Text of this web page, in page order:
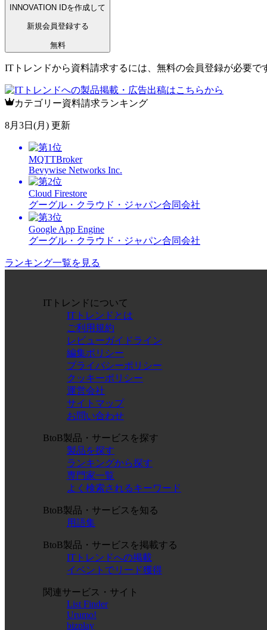
INNOVATION IDを作成して
新規会員登録する
無料
ITトレンドから資料請求するには、無料の会員登録が必要で
カテゴリー資料請求ランキング
8月3日(月) 更新
MQTTBroker
Bevywise Networks Inc.
Cloud Firestore
グーグル・クラウド・ジャパン合同会社
Google App Engine
グーグル・クラウド・ジャパン合同会社
ランキング一覧を見る
ITトレンドについて
ITトレンドとは
ご利用規約
レビューガイドライン
編集ポリシー
プライバシーポリシー
クッキーポリシー
運営会社
サイトマップ
お問い合わせ
BtoB製品・サービスを探す
製品を探す
ランキングから探す
専門家一覧
よく検索されるキーワード
BtoB製品・サービスを知る
用語集
BtoB製品・サービスを掲載する
ITトレンドへの掲載
イベントでリード獲得
関連サービス・サイト
List Finder
Urumo!
bizplay